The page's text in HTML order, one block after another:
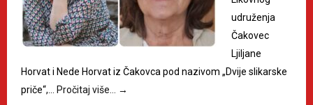
udruženja
Čakovec
Ljiljane
Horvat i Nede Horvat iz Čakovca pod nazivom „Dvije slikarske
priče“,…
Pročitaj više… →